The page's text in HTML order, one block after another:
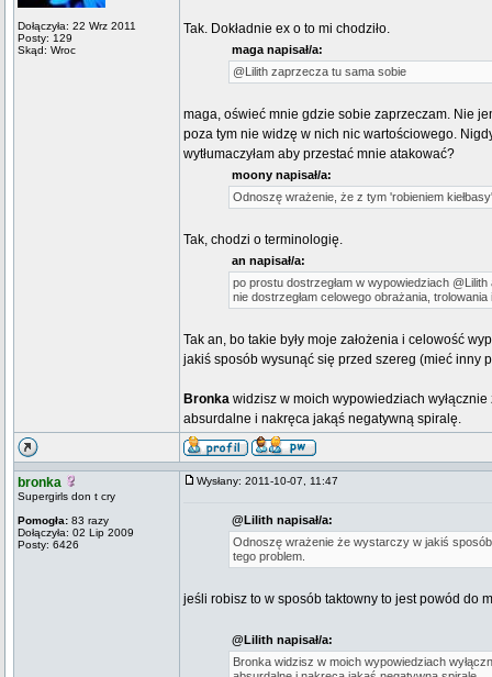
Dołączyła: 22 Wrz 2011
Posty: 129
Skąd: Wroc
Tak. Dokładnie ex o to mi chodziło.
maga napisał/a:
@Lilith zaprzecza tu sama sobie
maga, oświeć mnie gdzie sobie zaprzeczam. Nie
poza tym nie widzę w nich nic wartościowego.
wytłumaczyłam aby przestać mnie atakować?
moony napisał/a:
Odnoszę wrażenie, że z tym 'robieniem
Tak, chodzi o terminologię.
an napisał/a:
po prostu dostrzegłam w wypowiedziach
nie dostrzegłam celowego obrażania, trolowania
Tak an, bo takie były moje założenia i celowość
jakiś sposób wysunąć się przed szereg (mieć inny
Bronka widzisz w moich wypowiedziach
absurdalne i nakręca jakąś negatywną spiralę.
bronka
Supergirls don t cry
Pomogła: 83 razy
Dołączyła: 02 Lip 2009
Posty: 6426
Wysłany: 2011-10-07, 11:47
@Lilith napisał/a:
Odnoszę wrażenie że wystarczy w jakiś
tego problem.
jeśli robisz to w sposób taktowny to jest powód do
@Lilith napisał/a:
Bronka widzisz w moich wypowiedziach